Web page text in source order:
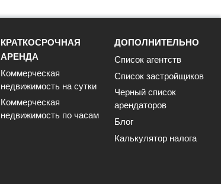
КРАТКОСРОЧНАЯ
АРЕНДА
Коммерческая
недвижимость на сутки
Коммерческая
недвижимость по часам
ДОПОЛНИТЕЛЬНО
Список агентств
Список застройщиков
Черный список
арендаторов
Блог
Калькулятор налога